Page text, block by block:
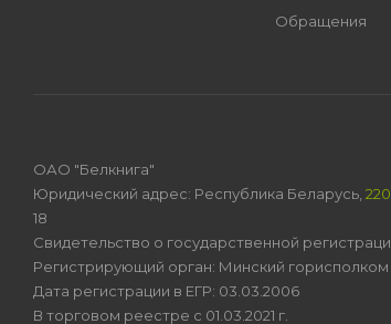
Обращения
ОАО "Белкнига"
Юридический адрес: Республика Беларусь,
18
Свидетельство о государственной
Регистрирующий орган: Минский горисполком
Дата регистрации в ЕГР: 03.03.2006
В торговом реестре с 01.03.2021 г.